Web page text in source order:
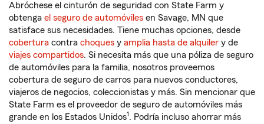
Abróchese el cinturón de seguridad con State Farm y
obtenga el seguro de automóviles en Savage, MN que
satisface sus necesidades. Tiene muchas opciones, desde
cobertura contra choques y amplia hasta de alquiler y de
viajes compartidos. Si necesita más que una póliza de seguro
de automóviles para la familia, nosotros proveemos
cobertura de seguro de carros para nuevos conductores,
viajeros de negocios, coleccionistas y más. Sin mencionar que
State Farm es el proveedor de seguro de automóviles más
grande en los Estados Unidos1. Podría incluso ahorrar más